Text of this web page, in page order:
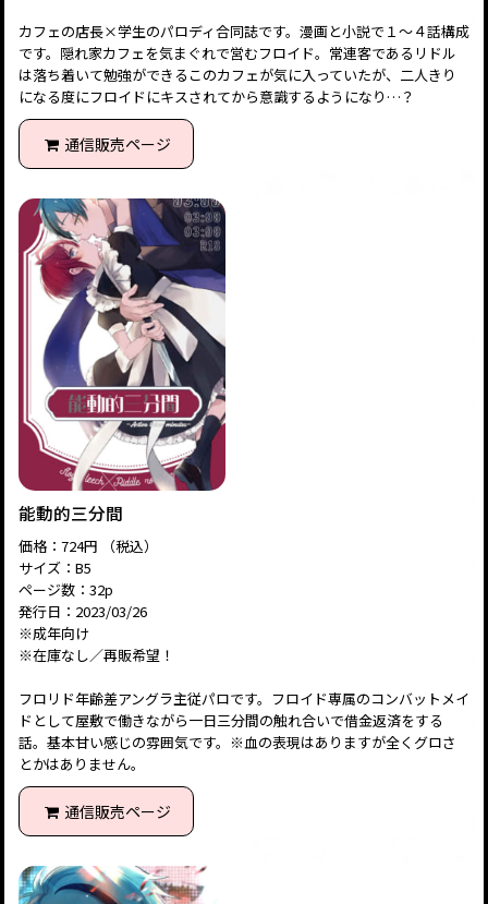
カフェの店長×学生のパロディ合同誌です。漫画と小説で１～４話構成
です。隠れ家カフェを気まぐれで営むフロイド。常連客であるリドル
は落ち着いて勉強ができるこのカフェが気に入っていたが、二人きり
になる度にフロイドにキスされてから意識するようになり…？
通信販売ページ
能動的三分間
価格：724円 （税込）
サイズ：B5
ページ数：32p
発行日：2023/03/26
※成年向け
※在庫なし／再販希望！
フロリド年齢差アングラ主従パロです。フロイド専属のコンバットメイ
ドとして屋敷で働きながら一日三分間の触れ合いで借金返済をする
話。基本甘い感じの雰囲気です。※血の表現はありますが全くグロさ
とかはありません。
通信販売ページ